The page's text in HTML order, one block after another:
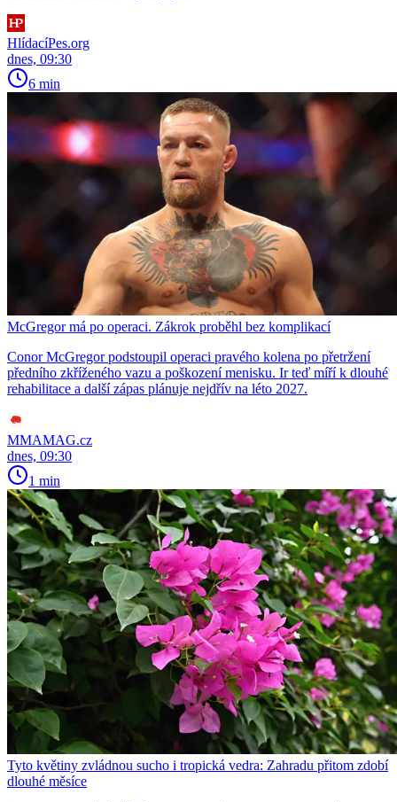
HlídacíPes.org
dnes, 09:30
6 min
McGregor má po operaci. Zákrok proběhl bez komplikací
Conor McGregor podstoupil operaci pravého kolena po přetržení
předního zkříženého vazu a poškození menisku. Ir teď míří k dlouhé
rehabilitace a další zápas plánuje nejdřív na léto 2027.
MMAMAG.cz
dnes, 09:30
1 min
Tyto květiny zvládnou sucho i tropická vedra: Zahradu přitom zdobí
dlouhé měsíce